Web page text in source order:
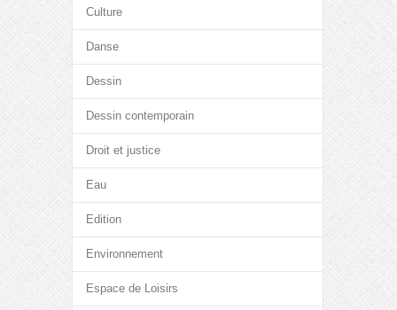
Culture
Danse
Dessin
Dessin contemporain
Droit et justice
Eau
Edition
Environnement
Espace de Loisirs